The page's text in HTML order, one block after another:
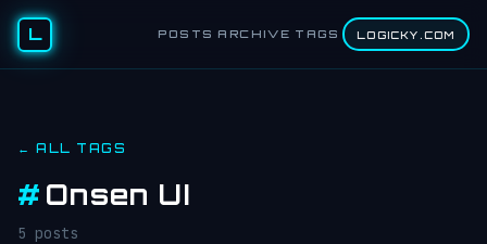
L POSTS ARCHIVE TAGS LOGICKY.COM
← ALL TAGS
# Onsen UI
5 posts